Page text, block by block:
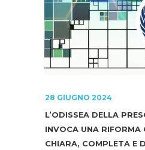
28 GIUGNO 2024
L’ODISSEA DELLA
INVOCA UNA RIFORMA
CHIARA, COMPLETA E